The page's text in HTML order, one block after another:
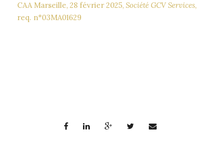
CAA Marseille, 28 février 2025, Société GCV Services,
req. n°03MA01629